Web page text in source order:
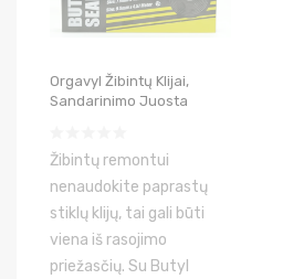
Orgavyl Žibintų Klijai,
Sandarinimo Juosta
Žibintų remontui
nenaudokite paprastų
stiklų klijų, tai gali būti
viena iš rasojimo
priežasčių. Su Butyl